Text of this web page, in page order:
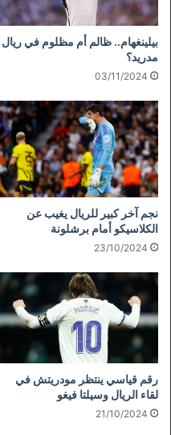
بيلينغهام.. ظالم أم مظلوم في ريال
مدريد؟
03/11/2024
نجم آخر كبير للريال يغيب عن
الكلاسيكو أمام برشلونة
23/10/2024
رقم قياسي ينتظر مودريتش في
لقاء الريال وسيلتا فيغو
21/10/2024